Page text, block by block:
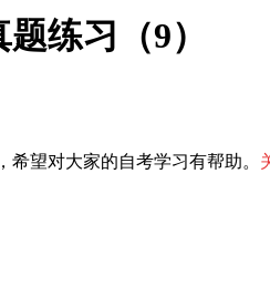
练习（9）
，希望对大家的自考学习有帮助。